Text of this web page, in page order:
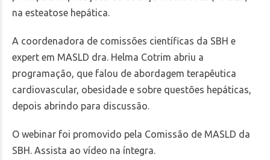
na esteatose hepática.
A coordenadora de comissões científicas da SBH e
expert em MASLD dra. Helma Cotrim abriu a
programação, que falou de abordagem terapêutica
cardiovascular, obesidade e sobre questões hepáticas,
depois abrindo para discussão.
O webinar foi promovido pela Comissão de MASLD da
SBH. Assista ao vídeo na íntegra.